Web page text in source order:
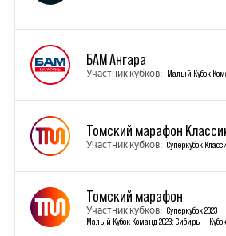
БАМ Ангара
Участник кубков: Малый Кубок
Томский марафон
Участник кубков: Суперкубок
Томский марафон
Участник кубков: Суперкубок 2023
Малый Кубок Команд 2023: Сибирь